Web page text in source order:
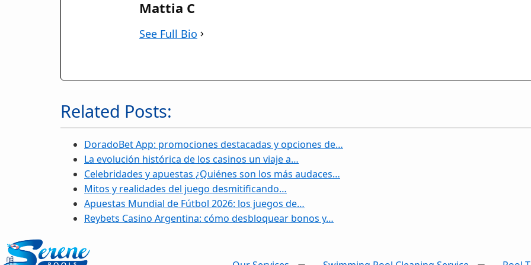
Mattia C
See Full Bio
Related Posts:
DoradoBet App: promociones destacadas y opciones de…
La evolución histórica de los casinos un viaje a…
Celebridades y apuestas ¿Quiénes son los más audaces…
Mitos y realidades del juego desmitificando…
Apuestas Mundial de Fútbol 2026: los juegos de…
Reybets Casino Argentina: cómo desbloquear bonos y…